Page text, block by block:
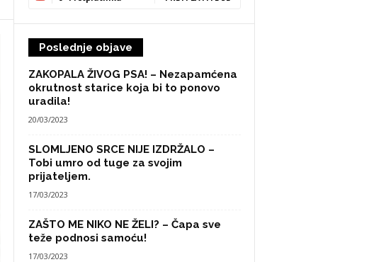
Poslednje objave
ZAKOPALA ŽIVOG PSA! – Nezapamćena
okrutnost starice koja bi to ponovo
uradila!
20/03/2023
SLOMLJENO SRCE NIJE IZDRŽALO –
Tobi umro od tuge za svojim
prijateljem.
17/03/2023
ZAŠTO ME NIKO NE ŽELI? – Čapa sve
teže podnosi samoću!
17/03/2023